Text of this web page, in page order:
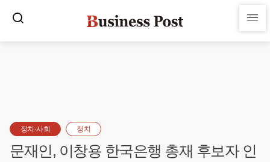
정치·사회 정치
문재인, 이창용 한국은행 총재 후보자 인